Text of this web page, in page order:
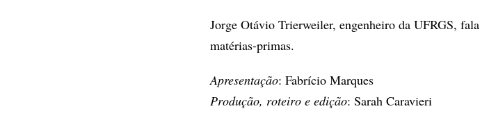
Jorge Otávio Trierweiler, engenheiro da UFRGS,
matérias-primas.
Apresentação: Fabrício Marques
Produção, roteiro e edição: Sarah Caravieri